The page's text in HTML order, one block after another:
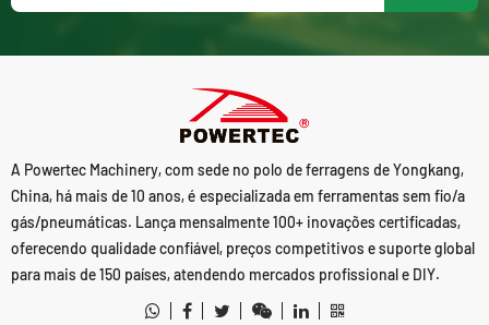
A Powertec Machinery, com sede no polo de ferragens de Yongkang,
China, há mais de 10 anos, é especializada em ferramentas sem fio/a
gás/pneumáticas. Lança mensalmente 100+ inovações certificadas,
oferecendo qualidade confiável, preços competitivos e suporte global
para mais de 150 países, atendendo mercados profissional e DIY.